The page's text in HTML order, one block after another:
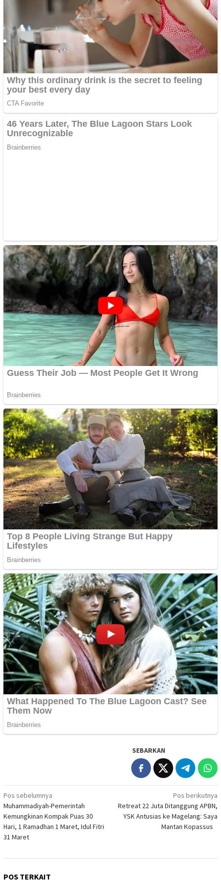
SEBARKAN
Navigasi
pos
Pos sebelumnya
Muhammadiyah-Pemerintah
Kemungkinan Kompak Puas 30
Hari, 1 Ramadhan 1 Maret, Idul Fitri
31 Maret
Pos berikutnya
Retreat 22 Juta Ditanggung APBN,
YSK Antusias ke Magelang: Saya
Mantan Kopassus
POS TERKAIT